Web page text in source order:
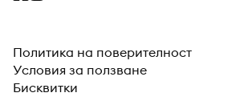
Политика на поверителност
Условия за ползване
Бисквитки